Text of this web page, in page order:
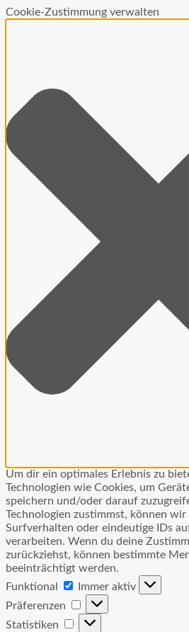
Cookie-Zustimmung verwalten
Um dir ein optimales Erlebnis zu
Technologien wie Cookies, um
speichern und/oder darauf
Technologien zustimmst, können
Surfverhalten oder eindeutige IDs
verarbeiten. Wenn du deine
zurückziehst, können bestimmte
beeinträchtigt werden.
Funktional
Funktional
Immer aktiv
Präferenzen
Präferenzen
Statistiken Statistiken